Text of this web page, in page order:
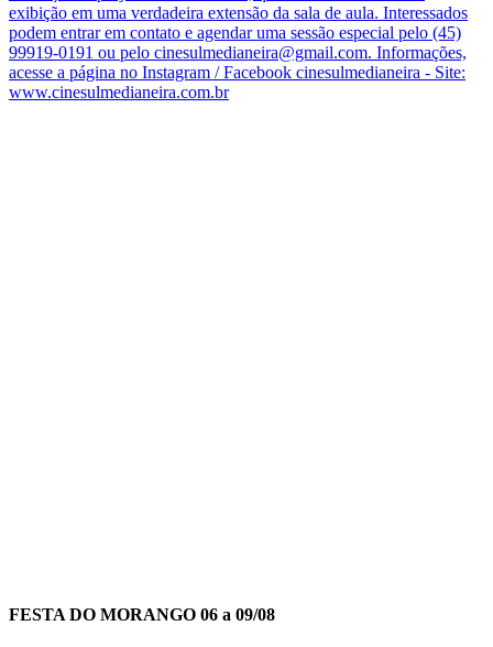
exibição em uma verdadeira extensão da sala de aula. Interessados
podem entrar em contato e agendar uma sessão especial pelo (45)
99919-0191 ou pelo cinesulmedianeira@gmail.com. Informações,
acesse a página no Instagram / Facebook cinesulmedianeira - Site:
www.cinesulmedianeira.com.br
FESTA DO MORANGO 06 a 09/08